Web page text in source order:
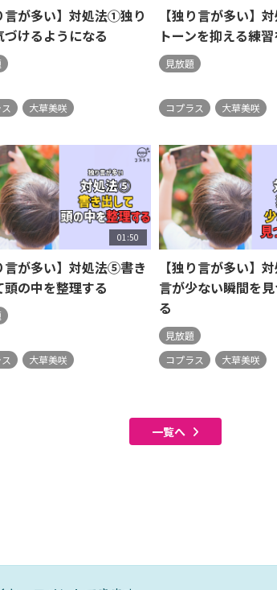
言が多い】対処法①独り
づけるようになる
大草美咲
【独り言が多い】
トーンを抑える練
見放題
コプラス 大草美咲
01:50
言が多い】対処法⑤書き
頭の中を整理する
大草美咲
【独り言が多い】
言が少ない瞬間を
る
見放題
コプラス
大草美咲
一覧へ